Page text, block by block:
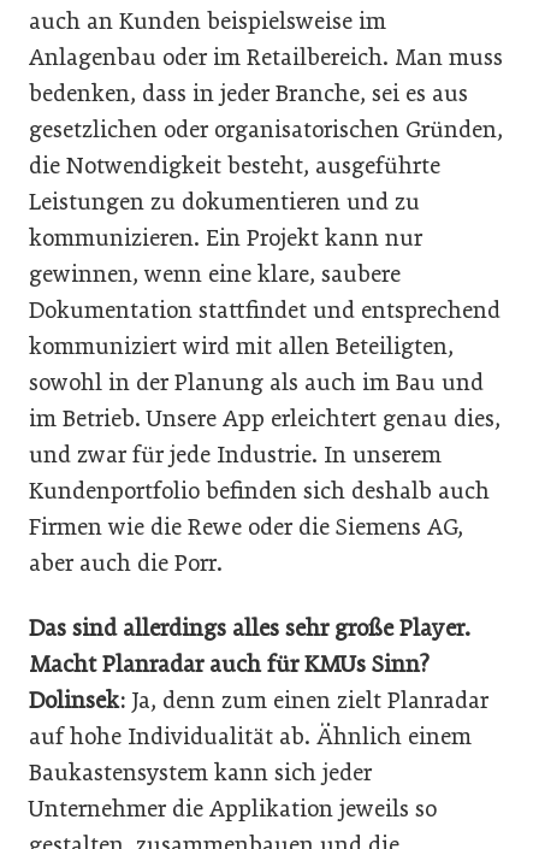
auch an Kunden beispielsweise im
Anlagenbau oder im ­Retailbereich. Man muss
bedenken, dass in jeder Branche, sei es aus
gesetzlichen oder organisatorischen Gründen,
die Notwendigkeit besteht, ausgeführte
Leistungen zu dokumentieren und zu
kommunizieren. Ein ­Projekt kann nur
gewinnen, wenn eine klare, saubere
Dokumentation stattfindet und entsprechend
kommuniziert wird mit allen Beteiligten,
sowohl in der Planung als auch im Bau und
im Betrieb. Unsere App erleichtert genau dies,
und zwar für jede ­Industrie. In ­unserem
Kundenportfolio befinden sich deshalb auch
Firmen wie die Rewe oder die Siemens AG,
aber auch die Porr.
Das sind allerdings alles sehr große Player.
Macht Planradar auch für KMUs Sinn?
Dolinsek: Ja, denn zum einen zielt Planradar
auf hohe Individualität ab. Ähnlich einem
Baukastensystem kann sich jeder
Unternehmer die Applikation jeweils so